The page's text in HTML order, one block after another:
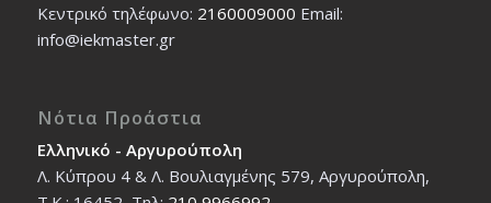
Κεντρικό τηλέφωνο: 2160009000 Εmail:
info@iekmaster.gr
Νότια Προάστια
Ελληνικό - Αργυρούπολη
Λ. Κύπρου 4 & Λ. Βουλιαγμένης 579, Αργυρούπολη,